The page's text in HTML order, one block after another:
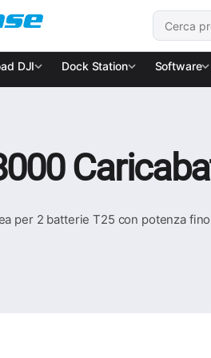
Cerca:
DJI Dock Station Software
per 2 batterie T25 con potenza